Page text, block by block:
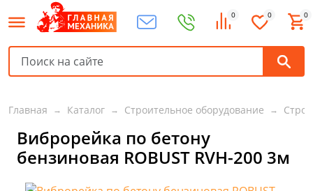
0 0 0
Главная Каталог Строительное оборудование
Виброрейка по бетону
бензиновая ROBUST RVH-200 3м